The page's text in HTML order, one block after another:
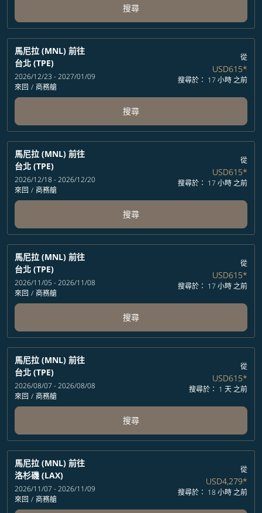
搜尋
馬尼拉 (MNL) 前往
台北 (TPE)
2026/12/23 - 2027/01/09
來回 / 商務艙
從
USD615*
搜尋於： 17 小時 之前
搜尋
馬尼拉 (MNL) 前往
台北 (TPE)
2026/12/18 - 2026/12/20
來回 / 商務艙
從
USD615*
搜尋於： 17 小時 之前
搜尋
馬尼拉 (MNL) 前往
台北 (TPE)
2026/11/05 - 2026/11/08
來回 / 商務艙
從
USD615*
搜尋於： 17 小時 之前
搜尋
馬尼拉 (MNL) 前往
台北 (TPE)
2026/08/07 - 2026/08/08
來回 / 商務艙
從
USD615*
搜尋於： 1 天 之前
搜尋
馬尼拉 (MNL) 前往
洛杉磯 (LAX)
2026/11/07 - 2026/11/09
來回 / 商務艙
從
USD4,279*
搜尋於： 18 小時 之前